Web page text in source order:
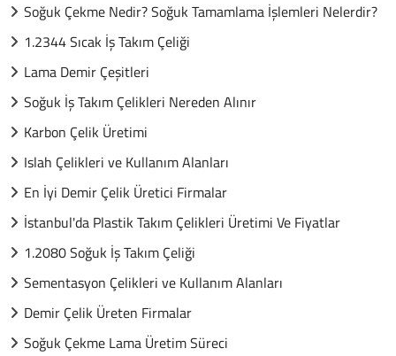
Soğuk Çekme Nedir? Soğuk Tamamlama İşlemleri Nelerdir?
1.2344 Sıcak İş Takım Çeliği
Lama Demir Çeşitleri
Soğuk İş Takım Çelikleri Nereden Alınır
Karbon Çelik Üretimi
Islah Çelikleri ve Kullanım Alanları
En İyi Demir Çelik Üretici Firmalar
İstanbul'da Plastik Takım Çelikleri Üretimi Ve Fiyatlar
1.2080 Soğuk İş Takım Çeliği
Sementasyon Çelikleri ve Kullanım Alanları
Demir Çelik Üreten Firmalar
Soğuk Çekme Lama Üretim Süreci